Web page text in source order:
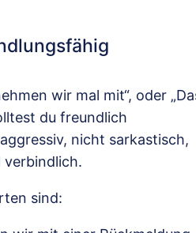
wir mal mit“, oder
du freundlich
nicht sarkastisch,
verbindlich.
sind: